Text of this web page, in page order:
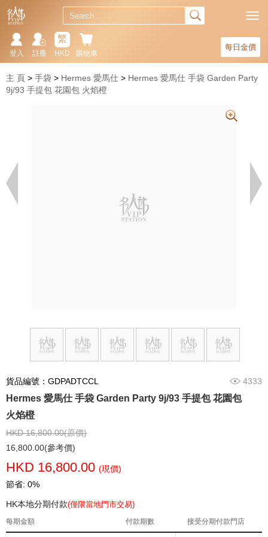
每日金價
購物車
繁
HKD
註冊
登入
主 頁 手袋 Hermes 愛馬仕
Hermes 愛馬仕 手袋 Garden Party
9j/93 手提包 花園包 火焰橙
貨品編號：GDPADTCCL 4333
Hermes 愛馬仕 手袋 Garden Party 9j/93 手提包 花園包
火焰橙
HKD 16,800.00(原價)
16,800.00(參考價)
HKD 16,800.00 (現價)
節省: 0%
HK本地分期付款(僅限當地門市交易)
每期金額 付款期數 接受分期付款門店